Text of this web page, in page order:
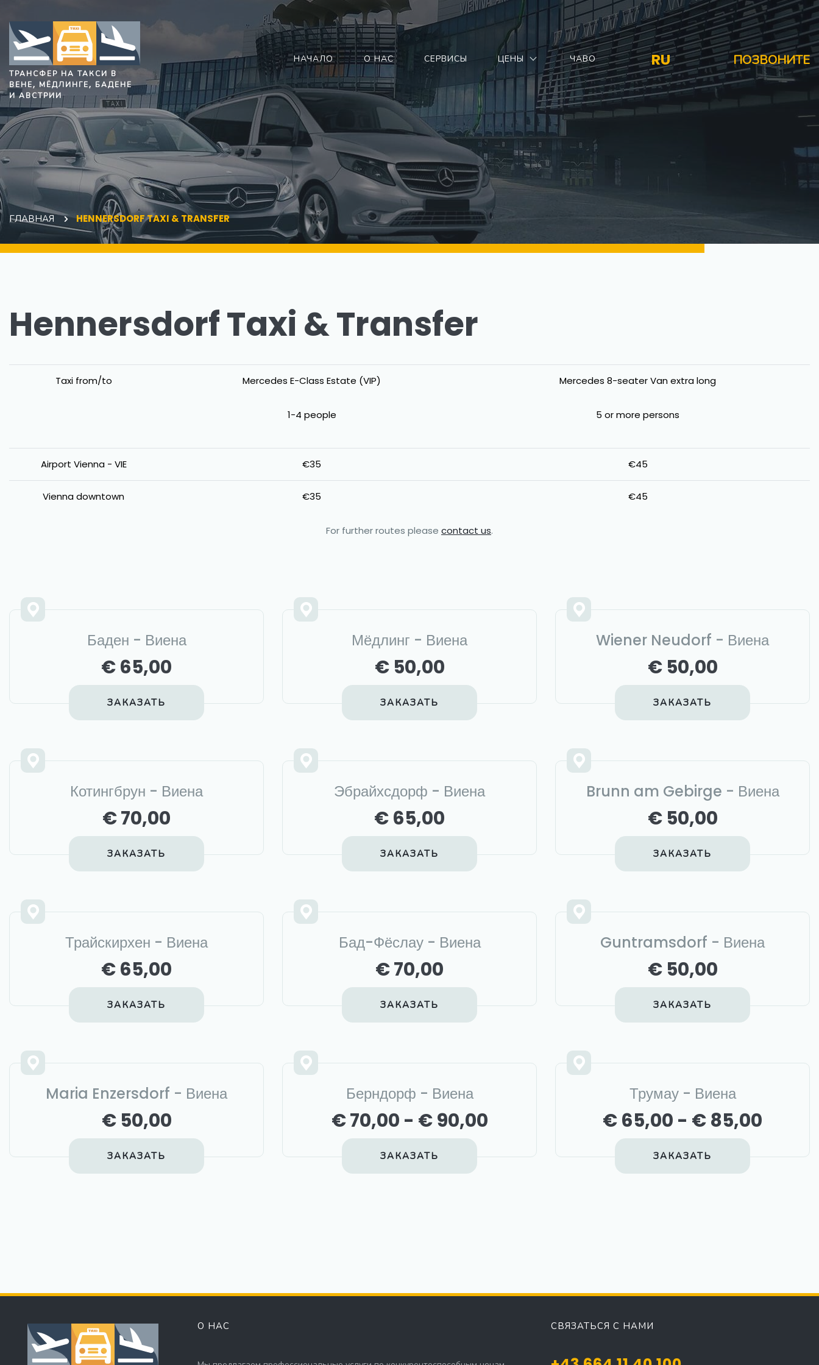
ТРАНСФЕР НА ТАКСИ В
ВЕНЕ, МЁДЛИНГЕ, БАДЕНЕ
И АВСТРИИ
НАЧАЛО О НАС СЕРВИСЫ ЦЕНЫ ЧАВО RU ПОЗВОНИТЕ
ГЛАВНАЯ HENNERSDORF TAXI & TRANSFER
Hennersdorf Taxi & Transfer
Taxi from/to Mercedes E-Class Estate (VIP)
1-4 people
Mercedes 8-seater Van extra long
5 or more persons
Airport Vienna - VIE €35 €45
Vienna downtown €35 €45
For further routes please contact us.
Баден - Виена
€ 65,00
ЗАКАЗАТЬ
Мёдлинг - Виена
€ 50,00
ЗАКАЗАТЬ
Wiener Neudorf - Виена
€ 50,00
ЗАКАЗАТЬ
Котингбрун - Виена
€ 70,00
ЗАКАЗАТЬ
Эбрайхсдорф - Виена
€ 65,00
ЗАКАЗАТЬ
Brunn am Gebirge - Виена
€ 50,00
ЗАКАЗАТЬ
Трайскирхен - Виена
€ 65,00
ЗАКАЗАТЬ
Бад-Фёслау - Виена
€ 70,00
ЗАКАЗАТЬ
Guntramsdorf - Виена
€ 50,00
ЗАКАЗАТЬ
Maria Enzersdorf - Виена
€ 50,00
ЗАКАЗАТЬ
Берндорф - Виена
€ 70,00 - € 90,00
ЗАКАЗАТЬ
Трумау - Виена
€ 65,00 - € 85,00
ЗАКАЗАТЬ
О НАС СВЯЗАТЬСЯ С НАМИ